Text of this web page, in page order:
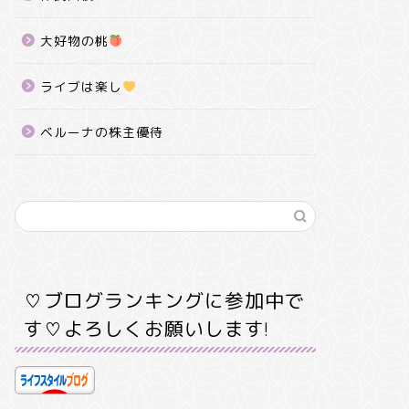
大好物の桃
ライブは楽し
ベルーナの株主優待
♡ブログランキングに参加中で
す♡よろしくお願いします!